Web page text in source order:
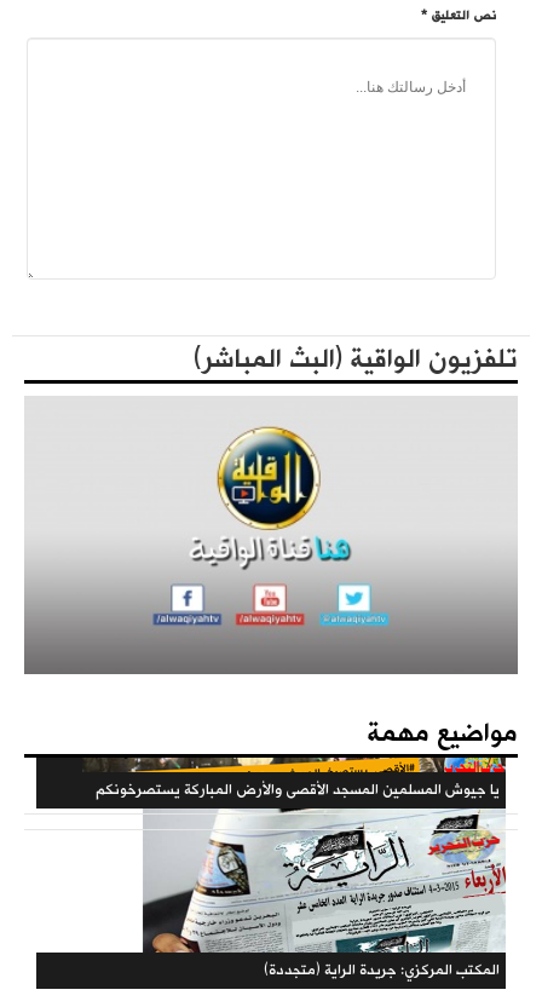
نص التعليق *
تلفزيون الواقية (البث المباشر)
مواضيع مهمة
فهارس مجلة الوعي
حملات الحزب
المكتبة الثقافية
يا جيوش المسلمين المسجد الأقصى والأرض المباركة يستصرخونكم
كتاب - فعاليات الذكرى المئوية لهدم الخلافة 1442هـ